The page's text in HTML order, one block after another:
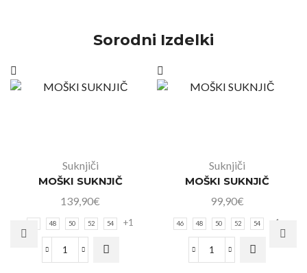
Sorodni Izdelki
Suknjiči
MOŠKI SUKNJIČ
139,90€
48 50 52 54 +1
Suknjiči
MOŠKI SUKNJIČ
99,90€
46 48 50 52 54 +1